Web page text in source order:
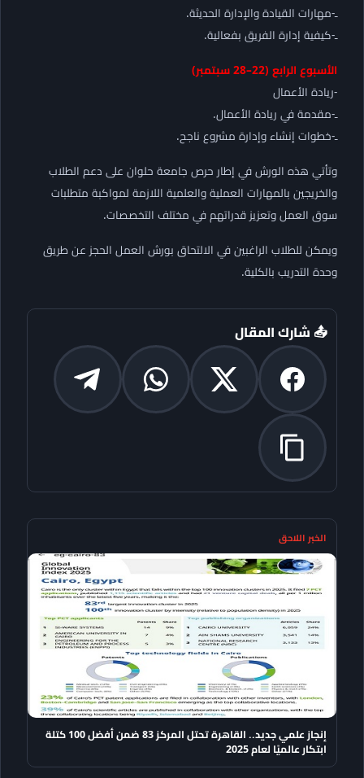
ـ-مهارات القيادة والإدارة الحديثة.
ـ-كيفية إدارة الفريق بفعالية.
الأسبوع الرابع (22–28 سبتمبر)
-ريادة الأعمال
ـ-مقدمة في ريادة الأعمال.
ـ-خطوات إنشاء وإدارة مشروع ناجح.
وتأتي هذه الورش في إطار حرص جامعة حلوان على دعم الطلاب
والخريجين بالمهارات العملية والعلمية اللازمة لمواكبة متطلبات
سوق العمل وتعزيز قدراتهم في مختلف التخصصات.
ويمكن للطلاب الراغبين في الالتحاق بورش العمل الحجز عن طريق
وحدة التدريب بالكلية.
📤 شارك المقال
الخبر اللاحق
إنجاز علمي جديد.. القاهرة تحتل المركز 83 ضمن أفضل 100 كتلة
ابتكار عالميًا لعام 2025